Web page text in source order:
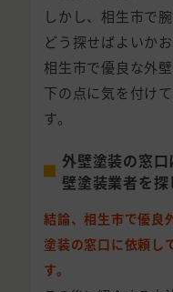
しかし、相生市で
どう探せばよいか
相生市で優良な外
下の点に気を付け
す。
外壁塗装の窓
壁塗装業者を探
結論、相生市で優良
塗装の窓口に依頼し
す。